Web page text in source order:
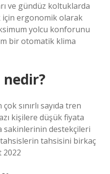
ve gündüz koltuklarda
ergonomik olarak
yolcu konforunu
bir otomatik klima
sınırlı sayıda tren
kişilere düşük fiyata
sakinlerinin destekçileri
tahsisini birkaç
2022